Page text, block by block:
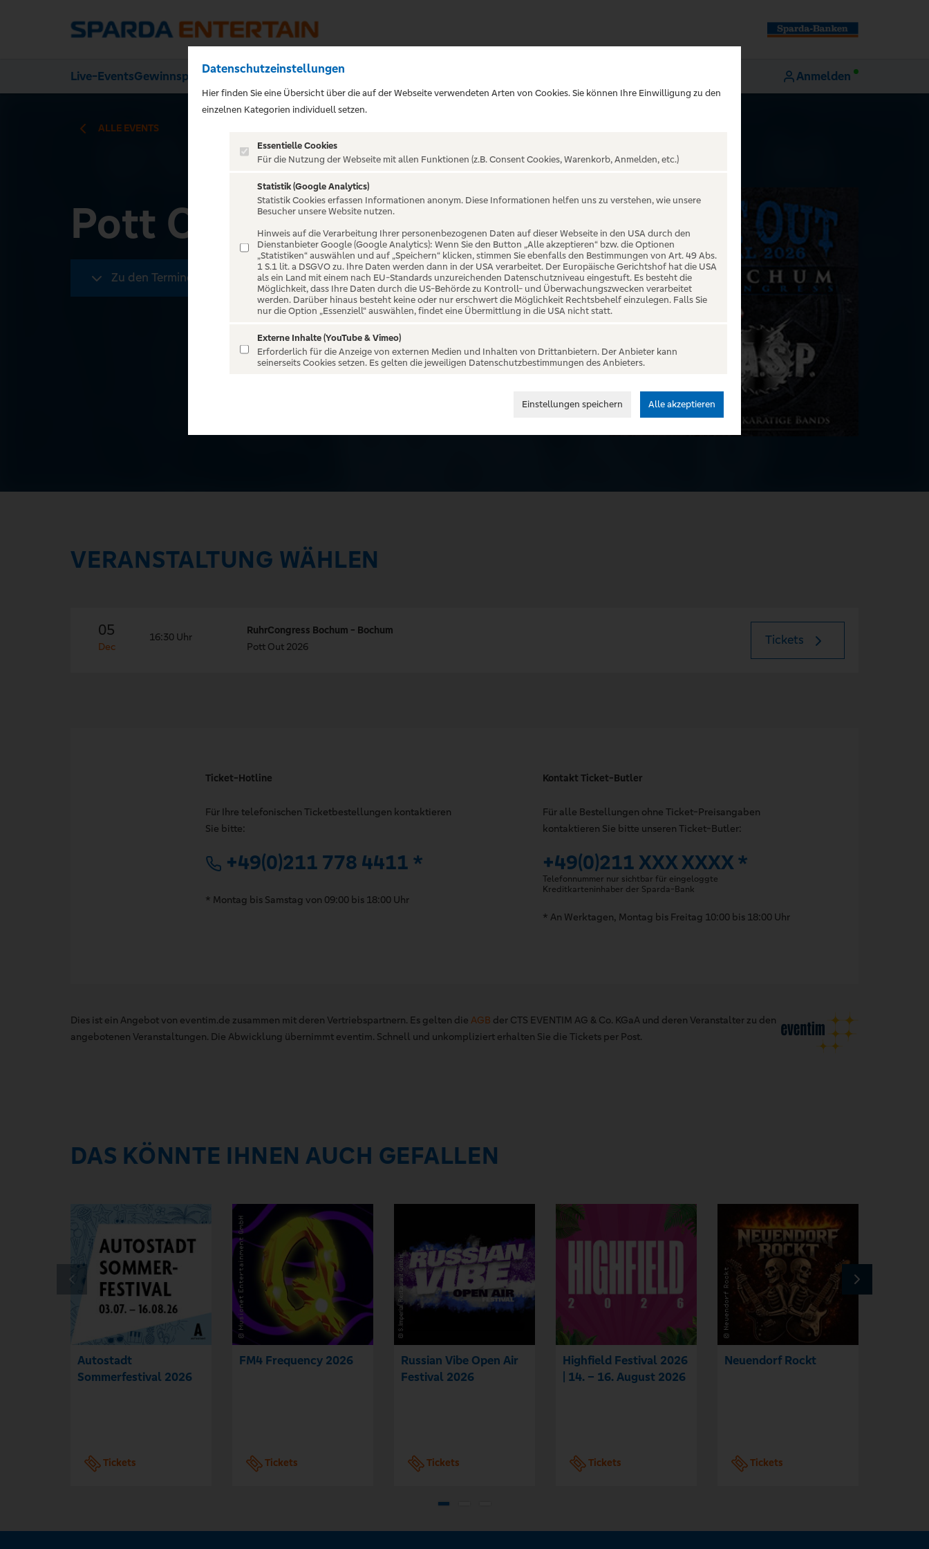
Live-EventsGewinnspieleÜber uns Anmelden
ALLE EVENTS
Pott Out
Zu den Terminen
VERANSTALTUNG WÄHLEN
05
Dec
16:30 Uhr
RuhrCongress Bochum - Bochum
Pott Out 2026
Tickets
Ticket-Hotline
Für Ihre telefonischen Ticketbestellungen kontaktieren
Sie bitte:
+49(0)211 778 4411 *
* Montag bis Samstag von 09:00 bis 18:00 Uhr
Kontakt Ticket-Butler
Für alle Bestellungen ohne Ticket-Preisangaben
kontaktieren Sie bitte unseren Ticket-Butler:
+49(0)211 XXX XXXX *
Telefonnummer nur sichtbar für eingeloggte
Kreditkarteninhaber der Sparda-Bank
* An Werktagen, Montag bis Freitag 10:00 bis 18:00 Uhr
Dies ist ein Angebot von eventim.de zusammen mit deren Vertriebspartnern. Es gelten die AGB der CTS EVENTIM AG & Co. KGaA und deren Veranstalter zu den
angebotenen Veranstaltungen. Die Abwicklung übernimmt eventim. Schnell und unkompliziert erhalten Sie die Tickets per Post.
DAS KÖNNTE IHNEN AUCH GEFALLEN
Autostadt
Sommerfestival 2026
Tickets
FM4 Frequency 2026
Tickets
Russian Vibe Open Air
Festival 2026
Tickets
Highfield Festival 2026
| 14. – 16. August 2026
Tickets
Neuendorf Rockt
Tickets
Datenschutzeinstellungen
Hier finden Sie eine Übersicht über die auf der Webseite verwendeten Arten von Cookies. Sie können Ihre Einwilligung zu den
einzelnen Kategorien individuell setzen.
Essentielle Cookies
Für die Nutzung der Webseite mit allen Funktionen (z.B. Consent Cookies, Warenkorb, Anmelden, etc.)
Statistik (Google Analytics)
Statistik Cookies erfassen Informationen anonym. Diese Informationen helfen uns zu verstehen, wie unsere
Besucher unsere Website nutzen.
Hinweis auf die Verarbeitung Ihrer personenbezogenen Daten auf dieser Webseite in den USA durch den
Dienstanbieter Google (Google Analytics): Wenn Sie den Button „Alle akzeptieren“ bzw. die Optionen
„Statistiken“ auswählen und auf „Speichern“ klicken, stimmen Sie ebenfalls den Bestimmungen von Art. 49 Abs.
1 S.1 lit. a DSGVO zu. Ihre Daten werden dann in der USA verarbeitet. Der Europäische Gerichtshof hat die USA
als ein Land mit einem nach EU-Standards unzureichenden Datenschutzniveau eingestuft. Es besteht die
Möglichkeit, dass Ihre Daten durch die US-Behörde zu Kontroll- und Überwachungszwecken verarbeitet
werden. Darüber hinaus besteht keine oder nur erschwert die Möglichkeit Rechtsbehelf einzulegen. Falls Sie
nur die Option „Essenziell“ auswählen, findet eine Übermittlung in die USA nicht statt.
Externe Inhalte (YouTube & Vimeo)
Erforderlich für die Anzeige von externen Medien und Inhalten von Drittanbietern. Der Anbieter kann
seinerseits Cookies setzen. Es gelten die jeweiligen Datenschutzbestimmungen des Anbieters.
Einstellungen speichern Alle akzeptieren